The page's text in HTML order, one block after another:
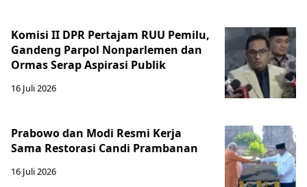
Komisi II DPR Pertajam RUU Pemilu,
Gandeng Parpol Nonparlemen dan
Ormas Serap Aspirasi Publik
16 Juli 2026
Prabowo dan Modi Resmi Kerja
Sama Restorasi Candi Prambanan
16 Juli 2026